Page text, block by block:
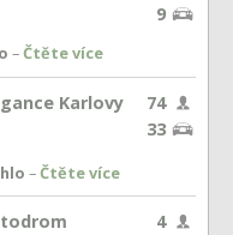
–Čtěte více
9
Karlovy
–Čtěte více
74
33
4